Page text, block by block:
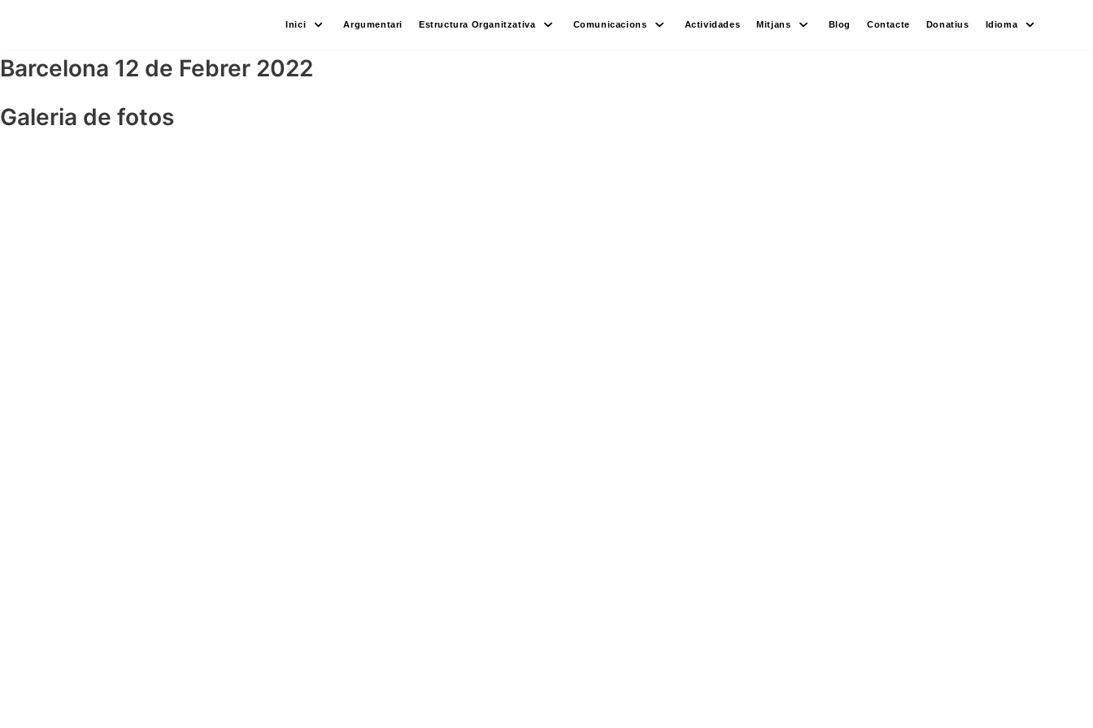
content
Inici Argumentari Estructura Organitzativa Comunicacions Actividades Mitjans Blog Contacte Donatius Idioma
Barcelona 12 de Febrer 2022
Galeria de fotos